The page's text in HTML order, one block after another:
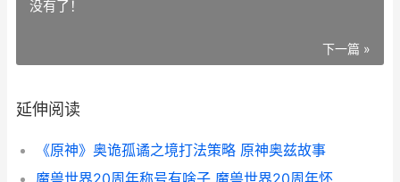
没有了！
下一篇 »
延伸阅读
《原神》奥诡孤谲之境打法策略 原神奥兹故事